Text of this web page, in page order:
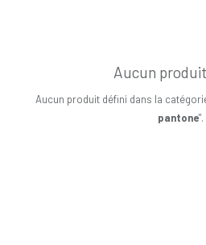
Aucun
Aucun produit défini dans la
pantone".